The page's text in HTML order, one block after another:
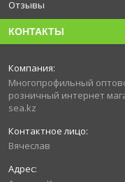
Отзывы
КОНТАКТЫ
Многопрофильный
розничный интернет
sea.kz
Вячеслав